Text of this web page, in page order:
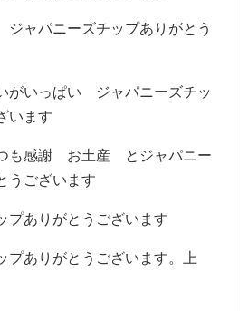
ャパニーズチップありがとう
がいっぱい ジャパニーズチッ
います
も感謝 お土産 とジャパニー
うございます
プありがとうございます
プありがとうございます。上